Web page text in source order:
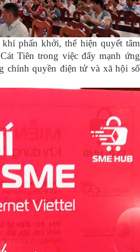
phấn khởi, thể hiện quyết tâm
Tiên trong việc đẩy mạnh ứng
chính quyền điện tử và xã hội số